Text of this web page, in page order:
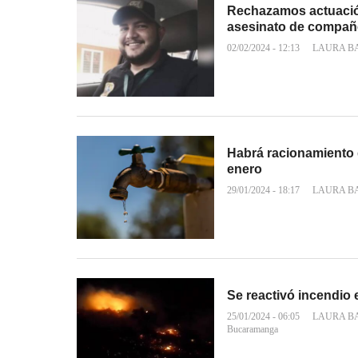
Rechazamos
asesinato de
02/02/2024 - 12:13 LAURA
Habrá
enero
29/01/2024 - 18:17 LAURA
Se reactivó incendio
25/01/2024 - 06:05
LAURA
Bucaramanga